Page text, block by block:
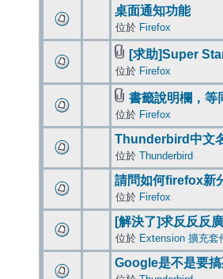
桌面通知功能
位於 Firefox
[求助]Super
位於 Firefox
書籤說明欄，等
位於 Firefox
Thunderbird中文
位於 Thunderbird
請問如何firefox新
位於 Firefox
[解決了]求反反反
位於 Extension 擴充套
Google是不是要